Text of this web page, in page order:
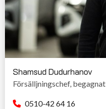
Shamsud Dudurhanov
Försälljningschef, begagnat
0510-42 64 16